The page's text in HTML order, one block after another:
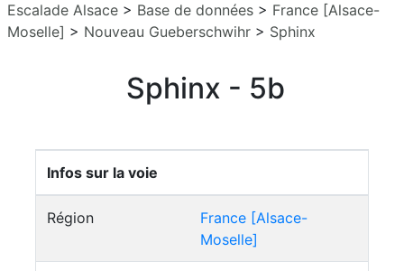
Escalade Alsace > Base de données > France [Alsace-
Moselle] > Nouveau Gueberschwihr > Sphinx
Sphinx - 5b
Infos sur la voie
Région
France [Alsace-
Moselle]